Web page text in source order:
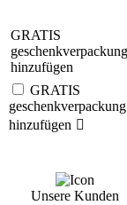
GRATIS
geschenkverpackung
hinzufügen
GRATIS
geschenkverpackung
hinzufügen
Unsere Kunden